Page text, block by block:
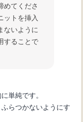
めてくださ
ットを挿入
ないように
することで
単純です。
らつかないようにす